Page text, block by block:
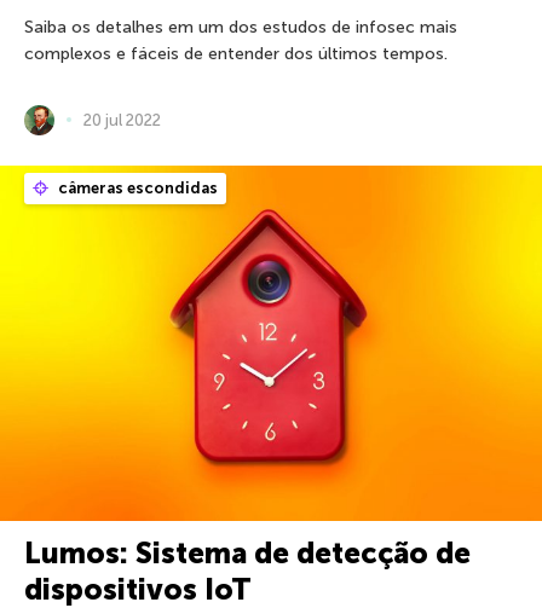
Saiba os detalhes em um dos estudos de infosec mais
complexos e fáceis de entender dos últimos tempos.
20 jul 2022
câmeras escondidas
Lumos: Sistema de detecção de
dispositivos IoT